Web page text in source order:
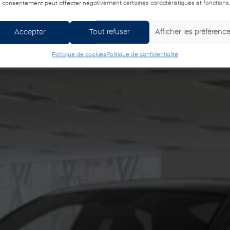
consentement peut affecter négativement certaines caractéristiques et fonctions.
Accepter Tout refuser Afficher les
Politique de cookiesPolitique de confidentialité